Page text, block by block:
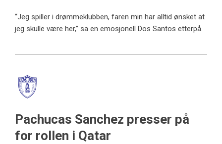
“Jeg spiller i drømmeklubben, faren min har alltid ønsket at
jeg skulle være her,” sa en emosjonell Dos Santos etterpå.
Pachucas Sanchez presser på
for rollen i Qatar